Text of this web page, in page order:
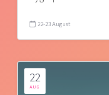
22-23 August
22
AUG